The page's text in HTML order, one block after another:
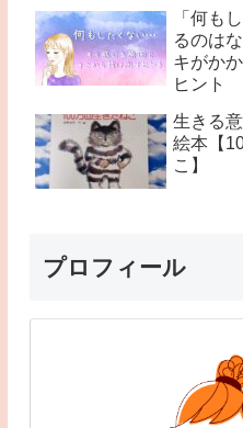
「何も
るのは
キがか
ヒント
生きる
絵本【
こ】
プロフィール